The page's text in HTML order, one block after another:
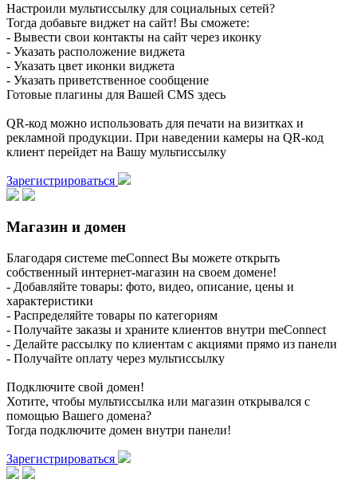
Настроили мультиссылку для социальных сетей?
Тогда добавьте виджет на сайт! Вы сможете:
- Вывести свои контакты на сайт через иконку
- Указать расположение виджета
- Указать цвет иконки виджета
- Указать приветственное сообщение
Готовые плагины для Вашей CMS здесь
QR-код можно использовать для печати на визитках и
рекламной продукции. При наведении камеры на QR-код
клиент перейдет на Вашу мультиссылку
Зарегистрироваться
Магазин и домен
Благодаря системе meConnect Вы можете открыть
собственный интернет-магазин на своем домене!
- Добавляйте товары: фото, видео, описание, цены и
характеристики
- Распределяйте товары по категориям
- Получайте заказы и храните клиентов внутри meConnect
- Делайте рассылку по клиентам с акциями прямо из панели
- Получайте оплату через мультиссылку
Подключите свой домен!
Хотите, чтобы мультиссылка или магазин открывался с
помощью Вашего домена?
Тогда подключите домен внутри панели!
Зарегистрироваться